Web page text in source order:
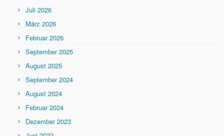
Juli 2026
März 2026
Februar 2026
September 2025
August 2025
September 2024
August 2024
Februar 2024
Dezember 2023